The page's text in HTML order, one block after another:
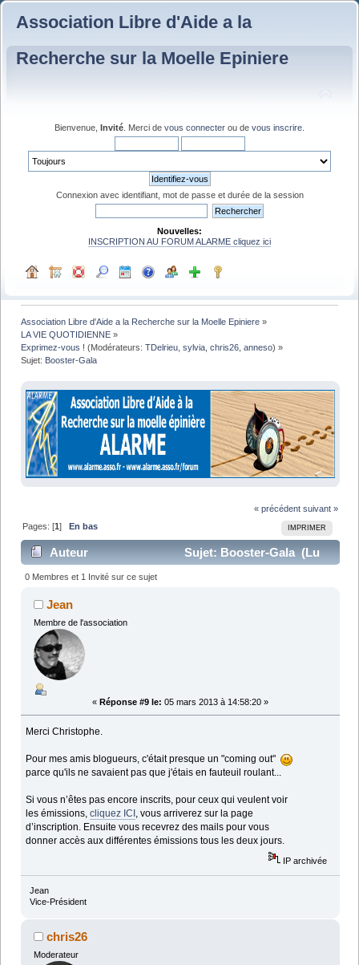
Association Libre d'Aide a la
Recherche sur la Moelle Epiniere
Bienvenue, Invité . Merci de vous connecter ou de vous inscrire
Connexion avec identifiant, mot de passe et durée de la session
Nouvelles:
INSCRIPTION AU FORUM ALARME cliquez ici
Association Libre d'Aide a la Recherche sur la Moelle Epiniere »
LA VIE QUOTIDIENNE »
Exprimez-vous ! (Modérateurs:TDelrieu ,sylvia ,chris26 ,anneso) »
Sujet: Booster-Gala
« précédent suivant »
IMPRIMER
Pages: [1] En bas
Auteur
Sujet: Booster-Gala (Lu
9894 fois)
0 Membres et 1 Invité sur ce sujet
Jean
Membre de l'association
« Réponse #9 le: 05 mars 2013 à 14:58:20 »
Merci Christophe.
Pour mes amis blogueurs, c'était presque un "coming out"
parce qu'ils ne savaient pas que j'étais en fauteuil roulant...
Si vous n’êtes pas encore inscrits, pour ceux qui veulent voir
les émissions,cliquez ICI , vous arriverez sur la page
d’inscription. Ensuite vous recevrez des mails pour vous
donner accès aux différentes émissions tous les deux jours.
IP archivée
Jean
Vice-Président
chris26
Moderateur